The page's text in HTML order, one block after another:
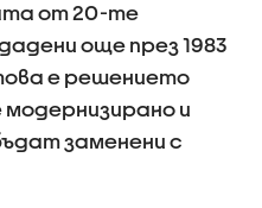
от 20-те
още през 1983
е решението
и
заменени с